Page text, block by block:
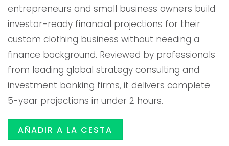
original
era:
$119.00.
actual
es:
entrepreneurs and small business owners build
investor-ready financial projections for their
custom clothing business without needing a
finance background. Reviewed by professionals
from leading global strategy consulting and
investment banking firms, it delivers complete
5-year projections in under 2 hours.
AÑADIR A LA CESTA